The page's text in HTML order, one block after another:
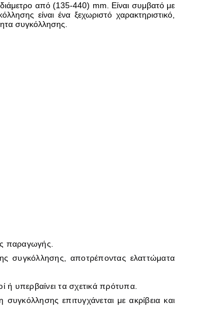
διάμετρο από (135-440) mm. Είναι συμβατό με
είναι ένα ξεχωριστό χαρακτηριστικό,
συγκόλλησης.
παραγωγής.
συγκόλλησης, αποτρέποντας ελαττώματα
υπερβαίνει τα σχετικά πρότυπα.
επιτυγχάνεται με ακρίβεια και